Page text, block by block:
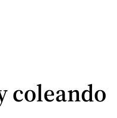
coleando